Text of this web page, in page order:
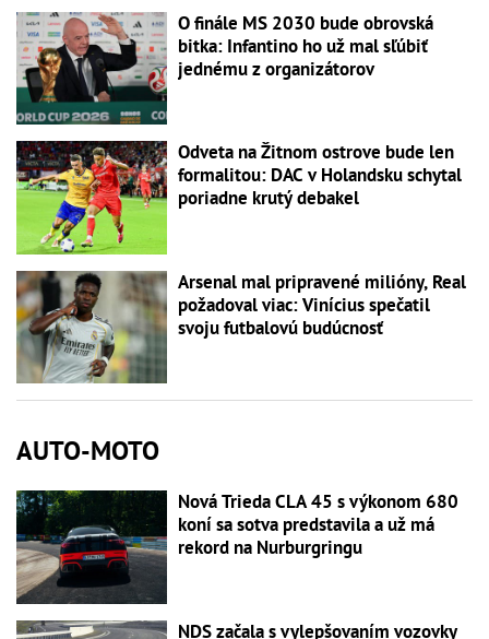
O finále MS 2030 bude obrovská
bitka: Infantino ho už mal sľúbiť
jednému z organizátorov
Odveta na Žitnom ostrove bude len
formalitou: DAC v Holandsku schytal
poriadne krutý debakel
Arsenal mal pripravené milióny, Real
požadoval viac: Vinícius spečatil
svoju futbalovú budúcnosť
AUTO-MOTO
Nová Trieda CLA 45 s výkonom 680
koní sa sotva predstavila a už má
rekord na Nurburgringu
NDS začala s vylepšovaním vozovky